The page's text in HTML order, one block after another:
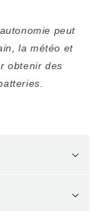
peut
la météo et
obtenir des